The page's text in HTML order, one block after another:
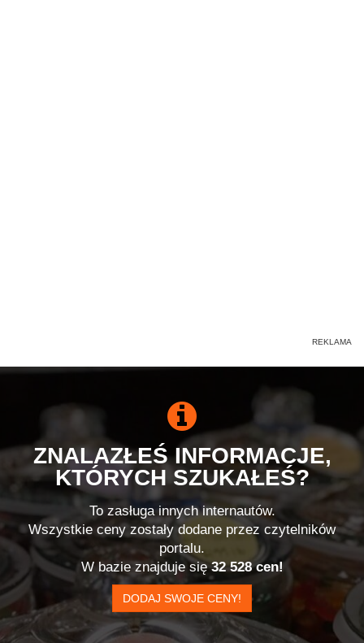
ZNALAZŁEŚ INFORMACJE,
KTÓRYCH SZUKAŁEŚ?
To zasługa innych internautów.
Wszystkie ceny zostały dodane przez czytelników
portalu.
W bazie znajduje się32 528 cen!
DODAJ SWOJE CENY!